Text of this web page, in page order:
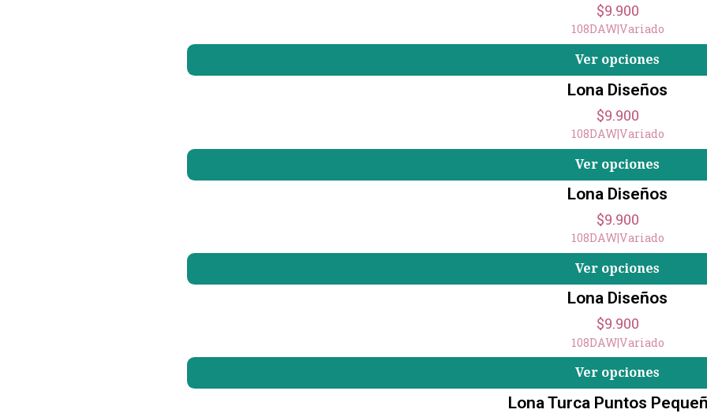
$9.900
108DAW|Variado
Ver opciones
Lona Diseños
$9.900
108DAW|Variado
Ver opciones
Lona Diseños
$9.900
108DAW|Variado
Ver opciones
Lona Diseños
$9.900
108DAW|Variado
Ver opciones
Lona Turca Puntos